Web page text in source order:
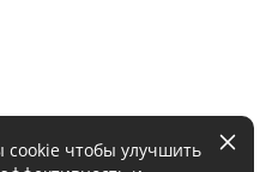
cookie чтобы улучшить